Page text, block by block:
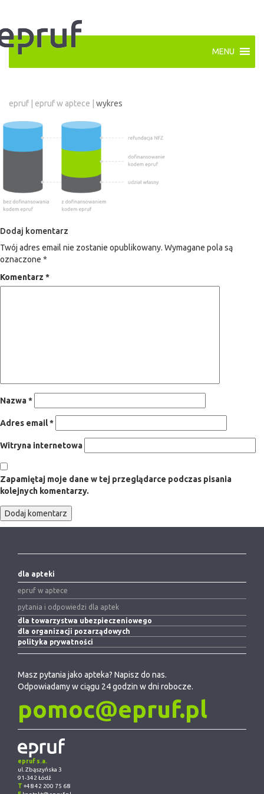
MENU
epruf epruf w aptece wykres
Dodaj komentarz
Twój adres email nie zostanie opublikowany. Wymagane pola są
oznaczone *
Komentarz *
Nazwa*
Adres email*
Witryna internetowa
Zapamiętaj moje dane w tej przeglądarce podczas pisania
kolejnych komentarzy.
dla apteki
epruf w aptece
pytania i odpowiedzi dla aptek
dla towarzystwa ubezpieczeniowego
dla organizacji pozarządowych
polityka prywatności
Masz pytania jako apteka? Napisz do nas.
Odpowiadamy w ciągu 24 godzin w dni robocze.
pomoc@epruf.pl
epruf s.a.
ul. Zbąszyńska 3
91-342 Łódź
T +48 42 200 75 68